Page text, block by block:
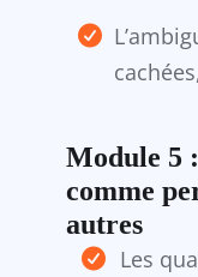
Module 5
comme
autres
Les